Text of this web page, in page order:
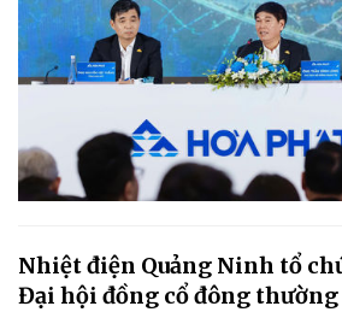
Nhiệt điện Quảng Ninh tổ
Đại hội đồng cổ đông